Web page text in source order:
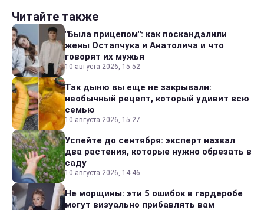
Читайте также
"Была прицепом": как поскандалили
жены Остапчука и Анатолича и что
говорят их мужья
10 августа 2026, 15:52
Так дыню вы еще не закрывали:
необычный рецепт, который удивит всю
семью
10 августа 2026, 15:27
Успейте до сентября: эксперт назвал
два растения, которые нужно обрезать в
саду
10 августа 2026, 14:46
Не морщины: эти 5 ошибок в гардеробе
могут визуально прибавлять вам